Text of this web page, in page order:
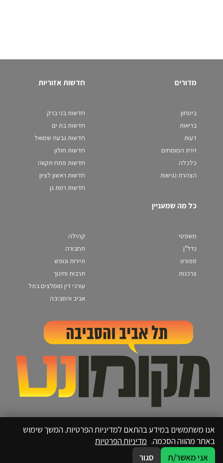
מדורים
ביטחון
בריאות
דעות
זירת המומחים
כלכלה
הצהרת נגישות
חדשות אזוריות
חדשות בני ברק
חדשות בת ים
חדשות גבעת שמואל
חדשות חולון
חדשות פתח תקווה
חדשות ראשון לציון
חדשות רמת גן
כל מה שמעניין
משפטי
נדל"ן
ספורט
צרכנות
קהילה
תחבורה
תיירות ונופש
תרבות וחינוך
עורכי דין מומלצים בתל
אביב והסביבה
אנו משתמשים במידע בהתאם למדיניות הפרטיות. המשך שימוש
באתר מהווה הסכמה. מדיניות הפרטיות
אני מאשר/ת
סגור